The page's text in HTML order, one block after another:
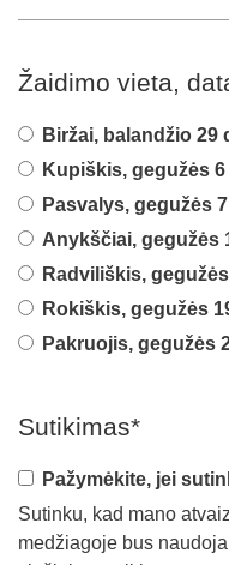
Žaidimo vieta,
Biržai, balandžio 29
Kupiškis, gegužės 6
Pasvalys, gegužės
Anykščiai, gegužės
Radviliškis,
Rokiškis, gegužės
Pakruojis, gegužės
Sutikimas*
Pažymėkite, jei
Sutinku, kad mano
medžiagoje bus